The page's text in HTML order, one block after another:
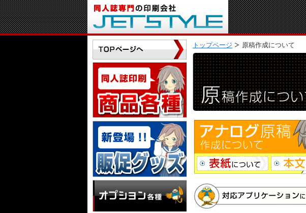
トップページ 原稿作成について